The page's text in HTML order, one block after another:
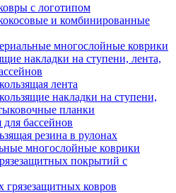
с логотипом
и комбинированные
многослойные коврики
накладки на ступени, лента,
лента
накладки на ступени,
планки
бассейнов
резина в рулонах
многослойные коврики
покрытий с
грязезащитных ковров